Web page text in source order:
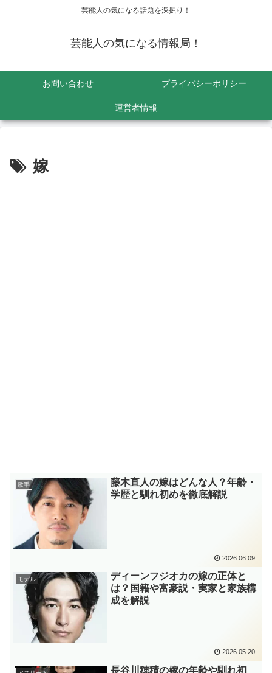
芸能人の気になる話題を深掘り！
芸能人の気になる情報局！
お問い合わせ プライバシーポリシー
運営者情報
嫁
歌手
藤木直人の嫁はどんな人？年齢・
学歴と馴れ初めを徹底解説
2026.06.09
モデル
ディーンフジオカの嫁の正体と
は？国籍や富豪説・実家と家族構
成を解説
2026.05.20
長谷川穂積の嫁の年齢や馴れ初